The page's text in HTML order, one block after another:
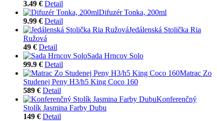
3.49 € Detail
Difuzér Tonka, 200ml
9.99 € Detail
Jedálenská Stolička Ria
Ružová
49 € Detail
Sada Hrncov Solo
99.9 € Detail
Matrac Zo
Studenej Peny H3/h5 King Coco 160
589 € Detail
Konferenčný
Stolík Jasmina Farby Dubu
149 € Detail